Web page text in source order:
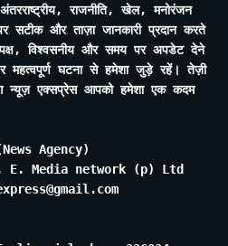
राजनीति, खेल, मनोरंजन
सटीक और ताज़ा जानकारी प्रदान करते
विश्वसनीय और समय पर अपडेट देने
महत्वपूर्ण घटना से हमेशा जुड़े रहें। तेज़ी
न्यूज़ एक्सप्रेस आपको हमेशा एक कदम
Agency)
Media network (p) Ltd